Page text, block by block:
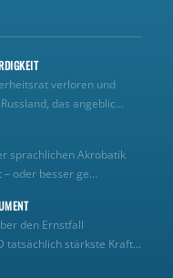
verloren und
das angeblic...
sprachlichen Akrobatik
oder besser ge...
den Ernstfall
tatsächlich stärkste Kraft...